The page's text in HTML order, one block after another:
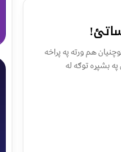
هم ورته په پراخه
مو کوچنیان په بشپړه توګه له